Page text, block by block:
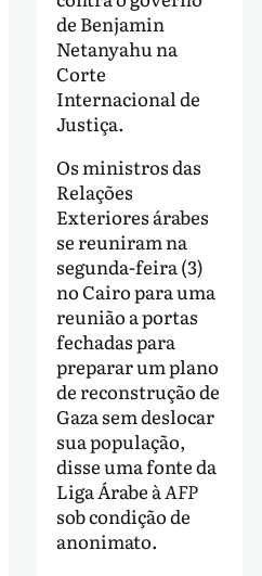
de Benjamin
Netanyahu na
Corte
Internacional de
Justiça.
Os ministros das
Relações
Exteriores árabes
se reuniram na
segunda-feira (3)
no Cairo para uma
reunião a portas
fechadas para
preparar um plano
de reconstrução de
Gaza sem deslocar
sua população,
disse uma fonte da
Liga Árabe àAFP
sob condição de
anonimato.